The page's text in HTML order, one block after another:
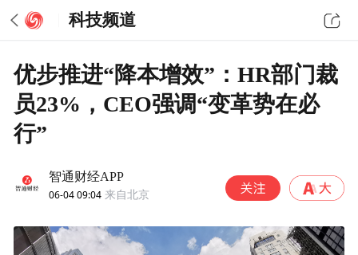
科技频道
优步推进“降本增效”：HR部门裁
员23%，CEO强调“变革势在必
行”
智通财经APP
06-04 09:04 来自北京